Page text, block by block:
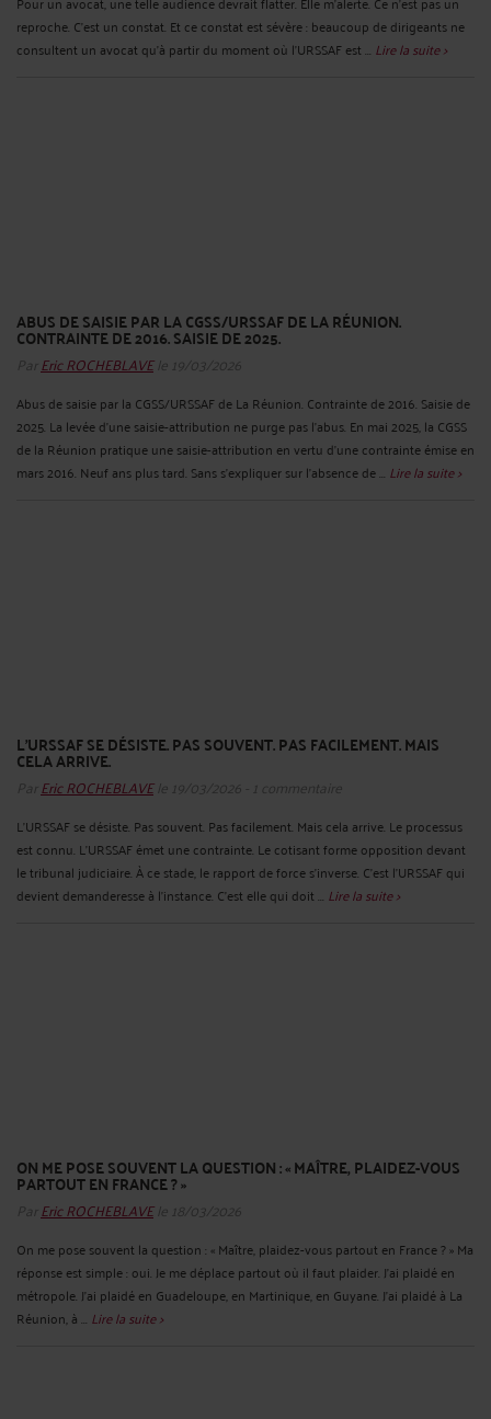
reproche. C'est un constat. Et ce constat est sévère : beaucoup de dirigeants ne
consultent un avocat qu'à partir du moment où l'URSSAF est ... Lire la suite >
ABUS DE SAISIE PAR LA CGSS/URSSAF DE LA RÉUNION.
CONTRAINTE DE 2016. SAISIE DE 2025.
Par Eric ROCHEBLAVEle 19/03/2026
Abus de saisie par la CGSS/URSSAF de La Réunion. Contrainte de 2016. Saisie de
2025. La levée d'une saisie-attribution ne purge pas l'abus. En mai 2025, la CGSS
de la Réunion pratique une saisie-attribution en vertu d'une contrainte émise en
mars 2016. Neuf ans plus tard. Sans s'expliquer sur l'absence de ... Lire la suite >
L'URSSAF SE DÉSISTE. PAS SOUVENT. PAS FACILEMENT. MAIS
CELA ARRIVE.
Par Eric ROCHEBLAVEle 19/03/2026 - 1 commentaire
L'URSSAF se désiste. Pas souvent. Pas facilement. Mais cela arrive. Le processus
est connu. L'URSSAF émet une contrainte. Le cotisant forme opposition devant
le tribunal judiciaire. À ce stade, le rapport de force s'inverse. C'est l'URSSAF qui
devient demanderesse à l'instance. C'est elle qui doit ... Lire la suite >
ON ME POSE SOUVENT LA QUESTION : « MAÎTRE, PLAIDEZ-VOUS
PARTOUT EN FRANCE ? »
Par Eric ROCHEBLAVEle 18/03/2026
On me pose souvent la question : « Maître, plaidez-vous partout en France ? » Ma
réponse est simple : oui. Je me déplace partout où il faut plaider. J’ai plaidé en
métropole. J’ai plaidé en Guadeloupe, en Martinique, en Guyane. J’ai plaidé à La
Réunion, à ... Lire la suite >